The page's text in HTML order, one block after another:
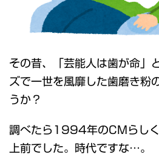
その昔、「芸能人は歯が命」
ズで一世を風靡した歯磨き粉
うか？
調べたら1994年のCMらし
上前でした。時代ですな…。